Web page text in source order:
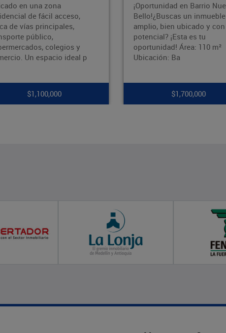
¡Oportunidad en Barrio Nuevo,
Bello!¿Buscas un inmueble
amplio, bien ubicado y con gran
potencial? ¡Esta es tu
oportunidad! Área: 110 m²
Ubicación: Ba
$1,700,000
Ubicado en una zona
residencial de fácil
cerca de vías
transporte público,
supermercados,
comercio. Un espacio
$1,400,000